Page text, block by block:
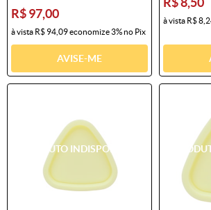
R$ 97,00
à vista R$ 94,09economize3%no Pix
AVISE-ME
à vista R$